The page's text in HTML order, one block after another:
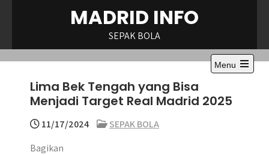
MADRID INFO
SEPAK BOLA
Menu
Open
Lima Bek Tengah yang Bisa
Menjadi Target Real Madrid 2025
11/17/2024
SEPAK BOLA
Bagikan